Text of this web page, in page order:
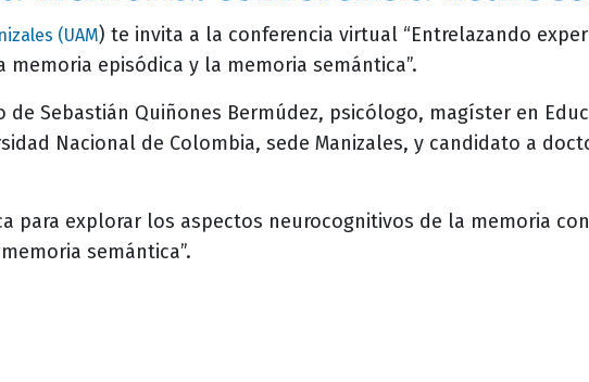
(UAM) te invita a la conferencia virtual “Entrelazando
episódica y la memoria semántica”.
de Sebastián Quiñones Bermúdez, psicólogo, magíster en
Nacional de Colombia, sede Manizales, y candidato a
para explorar los aspectos neurocognitivos de la memoria
semántica”.